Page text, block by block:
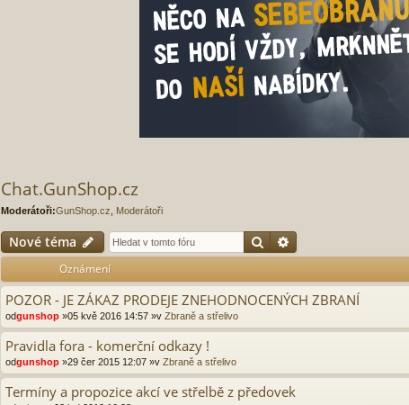
Chat.GunShop.cz
Moderátoři:GunShop.cz Moderátoři
Nové téma Hledat
Oznámení
POZOR - JE ZÁKAZ PRODEJE ZNEHODNOCENÝCH ZBRANÍ
odgunshop »05 kvě 2016 14:57 »v Zbraně a střelivo
Pravidla fora - komerční odkazy !
odgunshop »29 čer 2015 12:07 »v Zbraně a střelivo
Termíny a propozice akcí ve střelbě z předovek